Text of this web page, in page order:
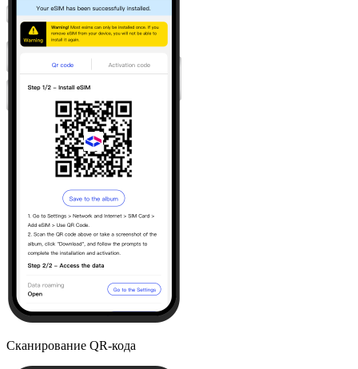
Сканирование QR-кода